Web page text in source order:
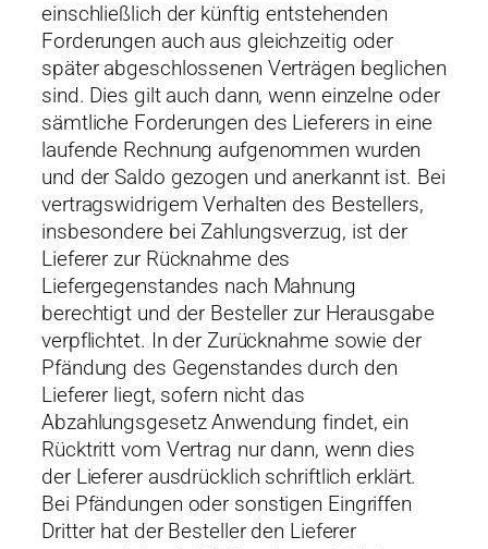
einschließlich der künftig entstehenden
Forderungen auch aus gleichzeitig oder
später abgeschlossenen Verträgen beglichen
sind. Dies gilt auch dann, wenn einzelne oder
sämtliche Forderungen des Lieferers in eine
laufende Rechnung aufgenommen wurden
und der Saldo gezogen und anerkannt ist. Bei
vertragswidrigem Verhalten des Bestellers,
insbesondere bei Zahlungsverzug, ist der
Lieferer zur Rücknahme des
Liefergegenstandes nach Mahnung
berechtigt und der Besteller zur Herausgabe
verpflichtet. In der Zurücknahme sowie der
Pfändung des Gegenstandes durch den
Lieferer liegt, sofern nicht das
Abzahlungsgesetz Anwendung findet, ein
Rücktritt vom Vertrag nur dann, wenn dies
der Lieferer ausdrücklich schriftlich erklärt.
Bei Pfändungen oder sonstigen Eingriffen
Dritter hat der Besteller den Lieferer